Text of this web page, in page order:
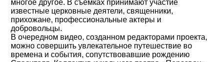
многое другое. В съемках принимают участие
известные церковные деятели, священники,
прихожане, профессиональные актеры и
добровольцы.
В очередном видео, созданном редакторами проекта,
можно совершить увлекательное путешествие во
времена и события, сопутствовавшие рождению